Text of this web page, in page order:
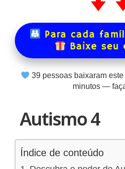
Para cada
Baixe
39pessoas baixaram
minutos —
Autismo 4
Índice de conteúdo